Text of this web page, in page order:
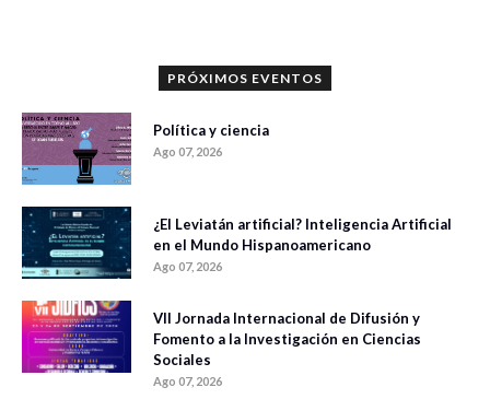
PRÓXIMOS EVENTOS
Política y ciencia
Ago 07, 2026
¿El Leviatán artificial? Inteligencia Artificial
en el Mundo Hispanoamericano
Ago 07, 2026
VII Jornada Internacional de Difusión y
Fomento a la Investigación en Ciencias
Sociales
Ago 07, 2026